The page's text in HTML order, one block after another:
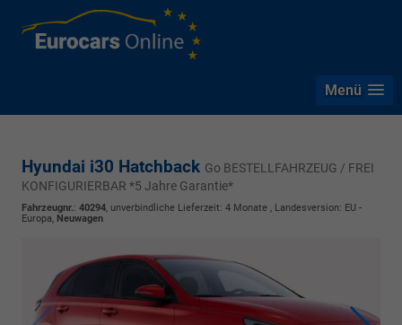
Menü
Hyundai i30 Hatchback Go BESTELLFAHRZEUG / FREI
KONFIGURIERBAR *5 Jahre Garantie*
Fahrzeugnr.: 40294, unverbindliche Lieferzeit: 4 Monate , Landesversion: EU -
Europa, Neuwagen